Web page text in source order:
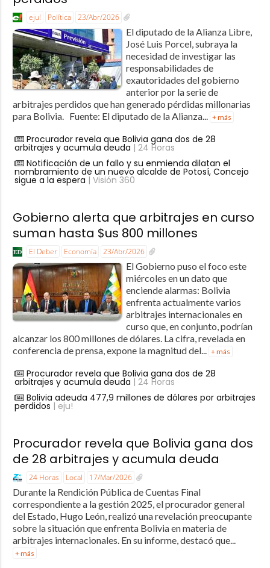
eju! Política 23/Abr/2026
El diputado de la Alianza Libre,
José Luis Porcel, subraya la
necesidad de investigar las
responsabilidades de
exautoridades del gobierno
anterior por la serie de
arbitrajes perdidos que han generado pérdidas millonarias
para Bolivia. Fuente: El diputado de la Alianza... + más
Procurador revela que Bolivia gana dos de 28
arbitrajes y acumula deuda | 24 Horas
Notificación de un fallo y su enmienda dilatan el
nombramiento de un nuevo alcalde de Potosí, Concejo
sigue a la espera | Visión 360
Gobierno alerta que arbitrajes en curso
suman hasta $us 800 millones
El Deber Economía 23/Abr/2026
El Gobierno puso el foco este
miércoles en un dato que
enciende alarmas: Bolivia
enfrenta actualmente varios
arbitrajes internacionales en
curso que, en conjunto, podrían
alcanzar los 800 millones de dólares. La cifra, revelada en
conferencia de prensa, expone la magnitud del...
+ más
Procurador revela que Bolivia gana dos de 28
arbitrajes y acumula deuda | 24 Horas
Bolivia adeuda 477,9 millones de dólares por arbitrajes
perdidos | eju!
Procurador revela que Bolivia gana dos
de 28 arbitrajes y acumula deuda
24 Horas Local 17/Mar/2026
Durante la Rendición Pública de Cuentas Final
correspondiente a la gestión 2025, el procurador general
del Estado, Hugo León, realizó una revelación preocupante
sobre la situación que enfrenta Bolivia en materia de
arbitrajes internacionales. En su informe, destacó que...
+ más